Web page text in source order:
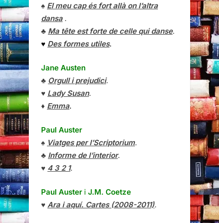
♠ El meu cap és fort allà on l’altra
dansa.
♣ Ma tête est forte de celle qui danse.
♥ Des formes utiles.
Jane Austen
♣ Orgull i prejudici.
♥ Lady Susan.
♦ Emma.
Paul Auster
♠ Viatges per l’Scriptorium.
♣ Informe de l’interior.
♥ 4 3 2 1.
Paul Auster i J.M. Coetze
♥ Ara i aquí. Cartes (2008-2011).